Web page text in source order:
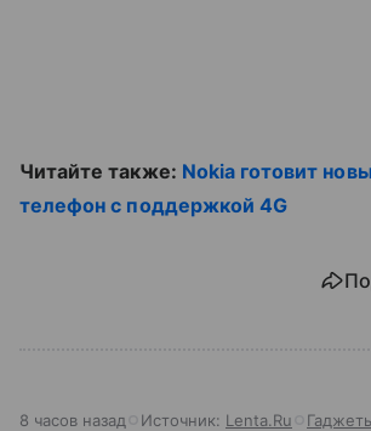
Читайте также: Nokia готовит
телефон с поддержкой 4G
8 часов назад Источник: Lenta.Ru